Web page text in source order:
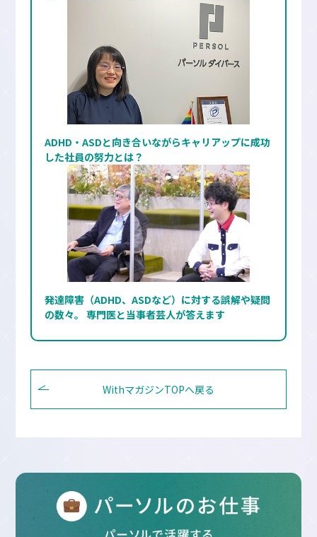
ADHD・ASDと向き合いながらキャリアップに成功
した社員の努力とは？
発達障害（ADHD、ASDなど）に対する誤解や疑問
の数々。 専門医と当事者芸人が答えます
WithマガジンTOPへ戻る